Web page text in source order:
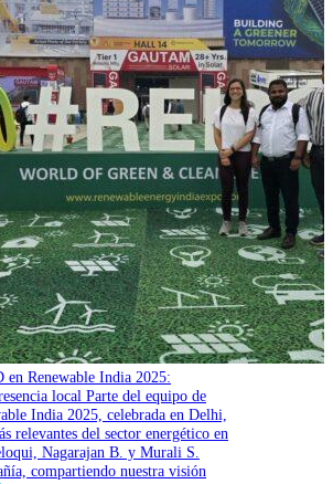
en Renewable India 2025:
local Parte del equipo de
India 2025, celebrada en Delhi,
relevantes del sector energético en
Nagarajan B. y Murali S.
compartiendo nuestra visión